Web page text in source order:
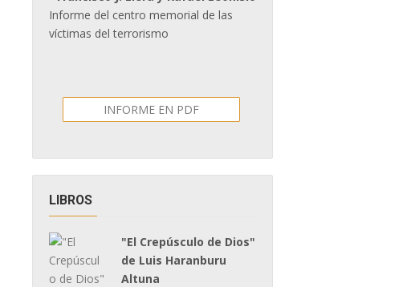
Informe del centro memorial de las
víctimas del terrorismo
INFORME EN PDF
LIBROS
"El Crepúsculo de Dios"
de Luis Haranburu
Altuna